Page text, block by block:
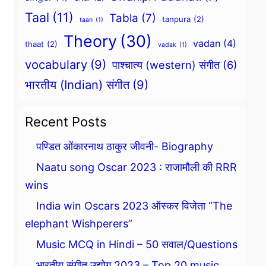
Taal (11) taan (1) Tabla (7) tanpura (2)
thaat (2) Theory (30) vadak (1) vadan (4)
vocabulary (9) पाश्चात्य (western) संगीत (6)
भारतीय (Indian) संगीत (9)
Recent Posts
पण्डित ओंकारनाथ ठाकुर जीवनी- Biography
Naatu song Oscar 2023 : राजामौली की RRR
wins
India win Oscars 2023 ऑस्कर विजेता “The
elephant Wishperers”
Music MCQ in Hindi – 50 सवाल/Questions